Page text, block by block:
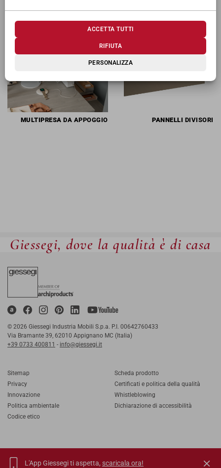
PERSONALIZZA
RIFIUTA
ACCETTA TUTTI
MULTIPRESA DA APPOGGIO PANNELLI DIVISORI
Giessegi, dove la qualità è di casa
© 2026 Giessegi Industria Mobili S.p.a. P.I. 00642760433
Via Bramante 39, 62010 Appignano MC (Italia)
+39 0733 400811 - info@giessegi.it
Sitemap
Privacy
Innovazione
Politica ambientale
Codice etico
Scheda prodotto
Certificati e politica della qualità
Whistleblowing
Dichiarazione di accessibilità
IT EN FR RU
L'App Giessegi ti aspetta, scaricala ora!